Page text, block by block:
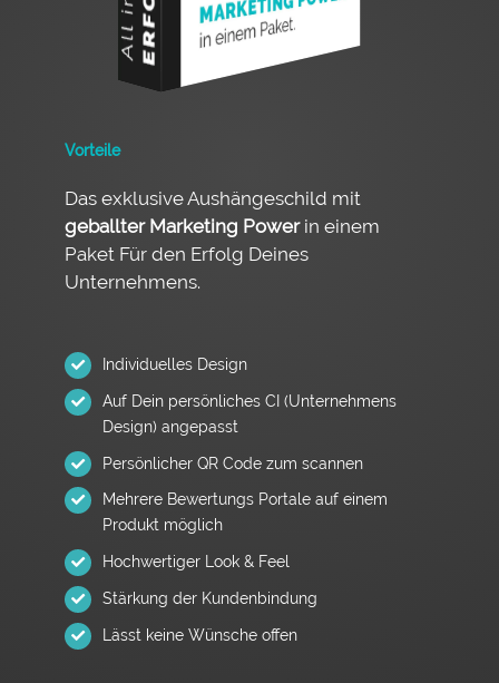
Vorteile
Das exklusive Aushängeschild mit
geballter Marketing Powerin einem
Paket Für den Erfolg Deines
Unternehmens.
Individuelles Design
Auf Dein persönliches CI (Unternehmens
Design) angepasst
Persönlicher QR Code zum scannen
Mehrere Bewertungs Portale auf einem
Produkt möglich
Hochwertiger Look & Feel
Stärkung der Kundenbindung
Lässt keine Wünsche offen